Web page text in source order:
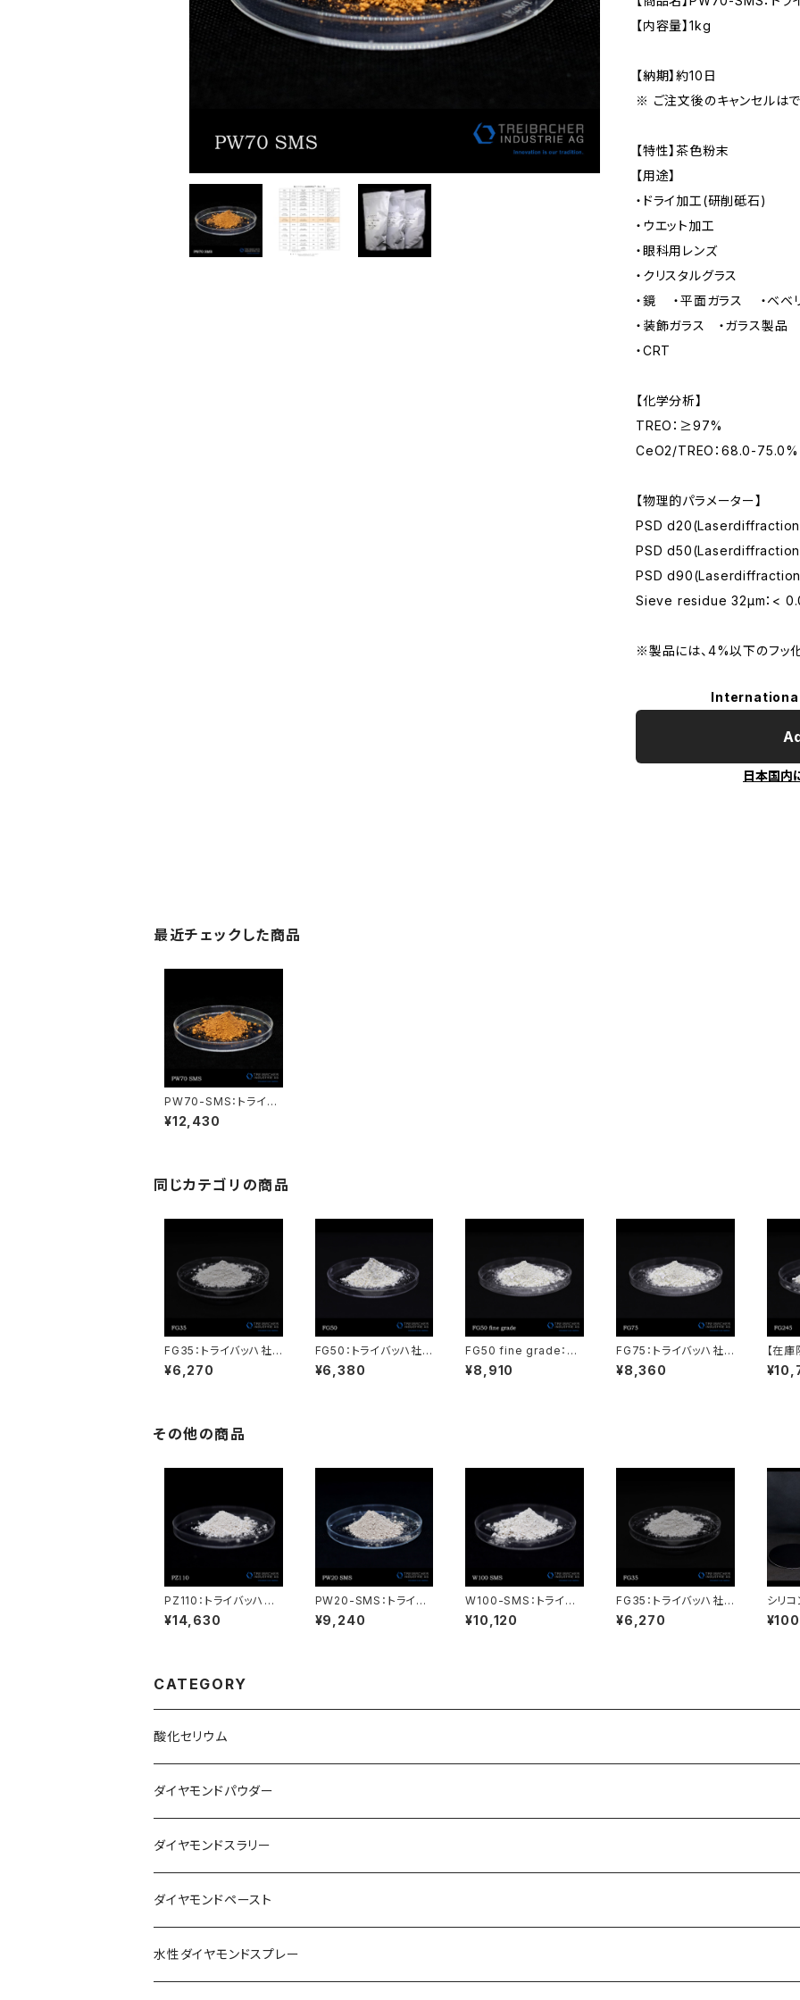
【内容量】1kg
【納期】約10日
※ ご注文後のキャンセルは
【特性】茶色粉末
【用途】
・ドライ加工(研削砥石)
・ウエット加工
・眼科用レンズ
・クリスタルグラス
・鏡 ・平面ガラス ・ベベ
・装飾ガラス ・ガラス製品
・CRT
【化学分析】
TREO：≥97%
CeO2/TREO：68.0-75.0%
【物理的パラメーター】
PSD
PSD
PSD
Sieve residue 32μm：<
※製品には、4%以下のフッ
日本国内
最近チェックした商品
PW70-SMS：トライバ
ッハ社製酸化セリウム A
UERPOL
¥12,430
同じカテゴリの商品
FG35：トライバッハ社
製酸化セリウム AUERP
OL
¥6,270
FG50：トライバッハ社
製酸化セリウム AUERP
OL
¥6,380
FG50 fine grade：ト
ライバッハ社製酸化セリ
ウム AUERPOL
¥8,910
FG75：トライバッハ社
製酸化セリウム AUERP
OL
¥8,360
【在
イバ
ム
その他の商品
PZ110：トライバッハ社
製酸化セリウム AUERP
OL
¥14,630
PW20-SMS：トライバ
ッハ社製酸化セリウム A
UERPOL
¥9,240
W100-SMS：トライバ
ッハ社製酸化セリウム A
UERPOL
¥10,120
FG35：トライバッハ社
製酸化セリウム AUERP
OL
¥6,270
シリ
hミラ
ース入
CATEGORY
酸化セリウム
FGシリーズ
PWシリーズ
Wシリーズ
PZシリーズ
ダイヤモンドパウダー
単結晶ダイヤモンドパウダー
多結晶ダイヤモンドパウダー
ダイヤモンドスラリー
水性ダイヤモンドスラリー
油性単結晶ダイヤモンドスラリー
ダイヤモンドペースト
油性単結晶ダイヤモンドペースト
水性ダイヤモンドスプレー